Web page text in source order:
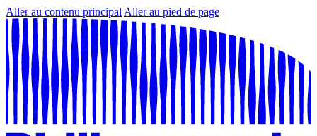
Aller au contenu principal Aller au pied de page